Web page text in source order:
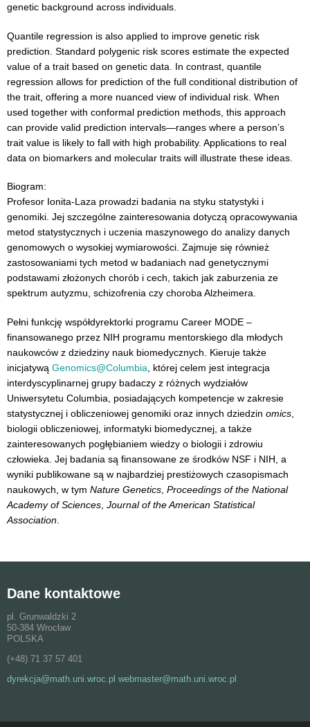
genetic background across individuals.
Quantile regression is also applied to improve genetic risk
prediction. Standard polygenic risk scores estimate the expected
value of a trait based on genetic data. In contrast, quantile
regression allows for prediction of the full conditional distribution of
the trait, offering a more nuanced view of individual risk. When
used together with conformal prediction methods, this approach
can provide valid prediction intervals—ranges where a person’s
trait value is likely to fall with high probability. Applications to real
data on biomarkers and molecular traits will illustrate these ideas.
Biogram:
Profesor Ionita-Laza prowadzi badania na styku statystyki i
genomiki. Jej szczególne zainteresowania dotyczą opracowywania
metod statystycznych i uczenia maszynowego do analizy danych
genomowych o wysokiej wymiarowości. Zajmuje się również
zastosowaniami tych metod w badaniach nad genetycznymi
podstawami złożonych chorób i cech, takich jak zaburzenia ze
spektrum autyzmu, schizofrenia czy choroba Alzheimera.
Pełni funkcję współdyrektorki programu Career MODE –
finansowanego przez NIH programu mentorskiego dla młodych
naukowców z dziedziny nauk biomedycznych. Kieruje także
inicjatywą Genomics@Columbia , której celem jest integracja
interdyscyplinarnej grupy badaczy z różnych wydziałów
Uniwersytetu Columbia, posiadających kompetencje w zakresie
statystycznej i obliczeniowej genomiki oraz innych dziedzin omics
biologii obliczeniowej, informatyki biomedycznej, a także
zainteresowanych pogłębianiem wiedzy o biologii i zdrowiu
człowieka. Jej badania są finansowane ze środków NSF i NIH, a
wyniki publikowane są w najbardziej prestiżowych czasopismach
naukowych, w tym Nature Genetics Proceedings of the National
Academy of Sciences Journal of the American Statistical
Association
Dane kontaktowe
pl. Grunwaldzki 2
50-384 Wrocław
POLSKA
(+48) 71 37 57 401
dyrekcja@math.uni.wroc.pl webmaster@math.uni.wroc.pl